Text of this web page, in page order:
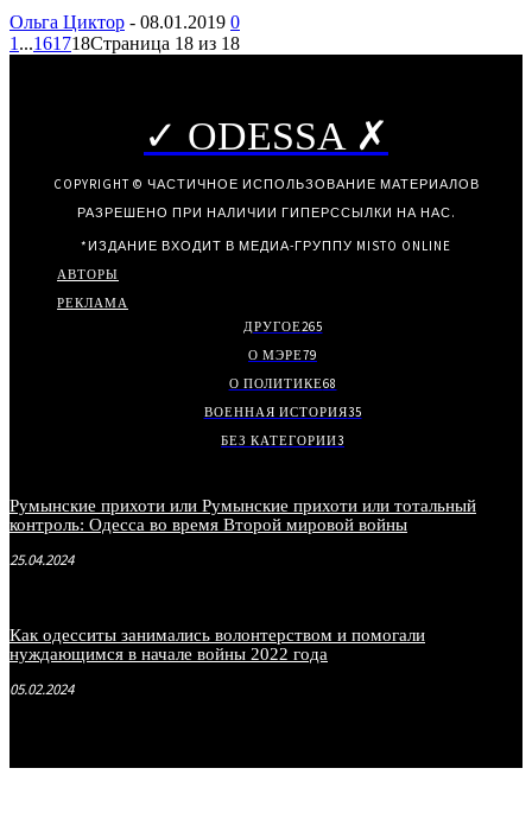
Ольга Циктор - 08.01.2019 0
1 ...161718Страница 18 из 18
✓ ODESSA ✗
COPYRIGHT © ЧАСТИЧНОЕ ИСПОЛЬЗОВАНИЕ МАТЕРИАЛОВ
РАЗРЕШЕНО ПРИ НАЛИЧИИ ГИПЕРССЫЛКИ НА НАС.
*ИЗДАНИЕ ВХОДИТ В МЕДИА-ГРУППУ MISTO ONLINE
АВТОРЫ
РЕКЛАМА
ДРУГОЕ265
О МЭРЕ79
О ПОЛИТИКЕ68
ВОЕННАЯ ИСТОРИЯ35
БЕЗ КАТЕГОРИИ3
Румынские прихоти или Румынские прихоти или тотальный
контроль: Одесса во время Второй мировой войны
25.04.2024
Как одесситы занимались волонтерством и помогали
нуждающимся в начале войны 2022 года
05.02.2024